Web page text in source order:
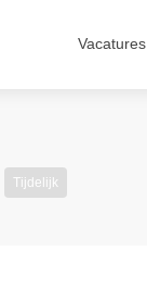
Vacatures
Tijdelijk